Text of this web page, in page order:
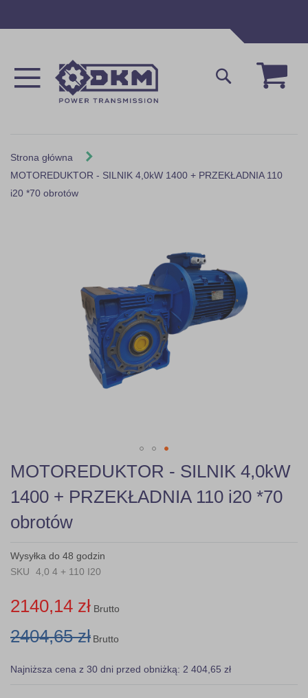
Mój
Szukaj
Strona główna
MOTOREDUKTOR - SILNIK 4,0kW 1400 + PRZEKŁADNIA 110
i20 *70 obrotów
Skip
to
the
beginning
of
the
gallery
MOTOREDUKTOR - SILNIK 4,0kW
1400 + PRZEKŁADNIA 110 i20 *70
obrotów
Wysyłka do 48 godzin
SKU
4,0 4 + 110 I20
2140,14 zł Brutto
2404,65 zł Brutto
Najniższa cena z 30 dni przed obniżką: 2 404,65 zł